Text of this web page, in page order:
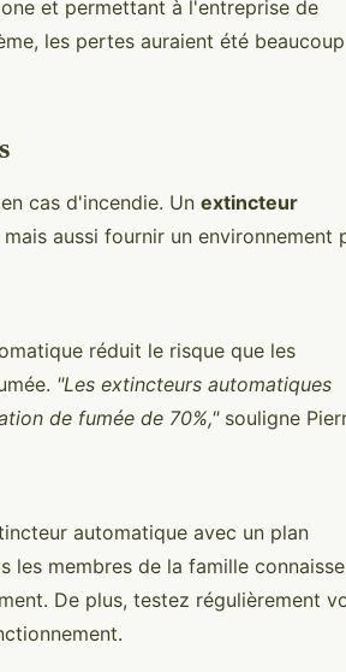
et permettant à l'entreprise de
les pertes auraient été beaucoup
cas d'incendie. Un extincteur
aussi fournir un environnement
réduit le risque que les
"Les extincteurs automatiques
de fumée de 70%,"souligne
automatique avec un plan
les membres de la famille
De plus, testez régulièrement